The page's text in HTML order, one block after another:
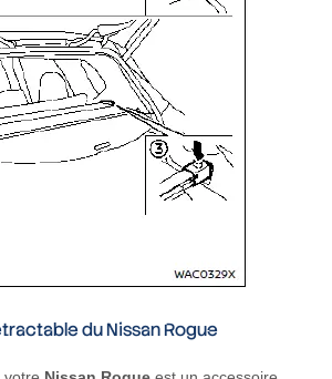
du Nissan Rogue